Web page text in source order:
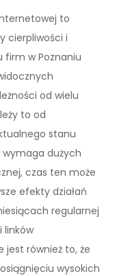
to
cierpliwości i
firm w Poznaniu
od wielu
to od
stanu
dużych
czas ten może
efekty działań
regularnej
linków
jest również to, że
wysokich